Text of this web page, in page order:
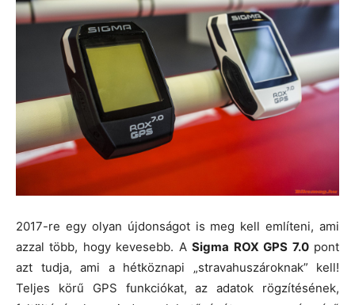
2017-re egy olyan újdonságot is meg kell említeni, ami
azzal több, hogy kevesebb. ASigma ROX GPS 7.0pont
azt tudja, ami a hétköznapi „stravahuszároknak” kell!
Teljes körű GPS funkciókat, az adatok rögzítésének,